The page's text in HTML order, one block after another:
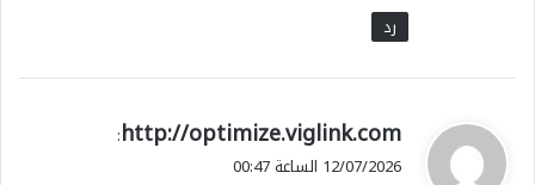
رد
ي
ق
http://optimize.viglink.com
:
12/07/2026 الساعة 00:47